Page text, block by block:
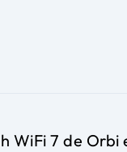
WiFi 7 de Orbi